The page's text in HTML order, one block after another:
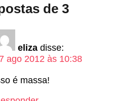
de 3
eliza disse:
ago 2012 às 10:38
é massa!